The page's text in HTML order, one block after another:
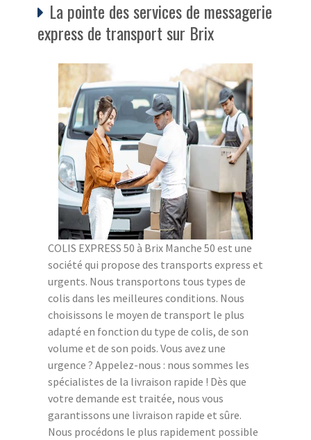
La pointe des services de messagerie
express de transport sur Brix
COLIS EXPRESS 50 à Brix Manche 50 est une
société qui propose des transports express et
urgents. Nous transportons tous types de
colis dans les meilleures conditions. Nous
choisissons le moyen de transport le plus
adapté en fonction du type de colis, de son
volume et de son poids. Vous avez une
urgence ? Appelez-nous : nous sommes les
spécialistes de la livraison rapide ! Dès que
votre demande est traitée, nous vous
garantissons une livraison rapide et sûre.
Nous procédons le plus rapidement possible